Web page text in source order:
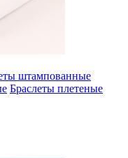
штампованные
Браслеты плетеные